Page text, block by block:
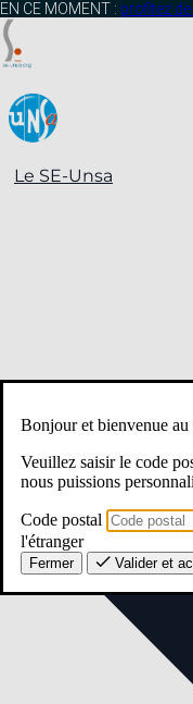
principal
EN CE MOMENT : profitez
Le SE-Unsa
Bonjour et bienvenue
Veuillez saisir le code
nous puissions
Code postal
l'étranger
Fermer Valider et